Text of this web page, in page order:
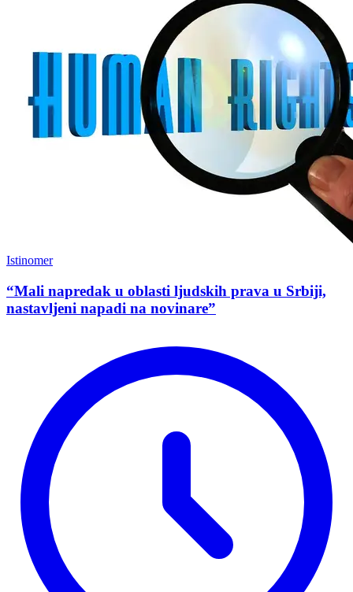
Istinomer
“Mali napredak u oblasti ljudskih prava u Srbiji,
nastavljeni napadi na novinare”